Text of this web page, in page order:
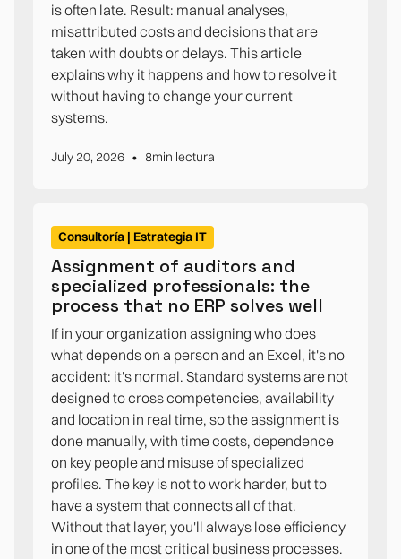
is often late. Result: manual analyses,
misattributed costs and decisions that are
taken with doubts or delays. This article
explains why it happens and how to resolve it
without having to change your current
systems.
July 20, 2026 • 8min lectura
Consultoría | Estrategia IT
Assignment of auditors and
specialized professionals: the
process that no ERP solves well
If in your organization assigning who does
what depends on a person and an Excel, it's no
accident: it's normal. Standard systems are not
designed to cross competencies, availability
and location in real time, so the assignment is
done manually, with time costs, dependence
on key people and misuse of specialized
profiles. The key is not to work harder, but to
have a system that connects all of that.
Without that layer, you'll always lose efficiency
in one of the most critical business processes.